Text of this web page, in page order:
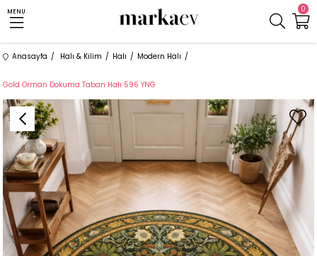
0
MENU
Anasayfa Halı & Kilim Halı Modern Halı
Gold Orman Dokuma Taban Halı 596 YNG